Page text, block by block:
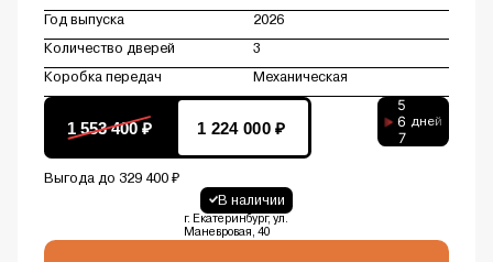
Год выпуска 2026
Количество дверей 3
Коробка передач Механическая
1 553 400 ₽ 1 224 000 ₽
Выгода до 329 400 ₽
7
6
5
дней
В наличии
г. Екатеринбург, ул.
Маневровая, 40